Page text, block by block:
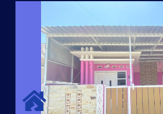
GRIYA ASRI BOGORAN
Desain Modern Minimalis dengan Konsep
Sehingga Memudahkan Penghuni
dengan Ponsel